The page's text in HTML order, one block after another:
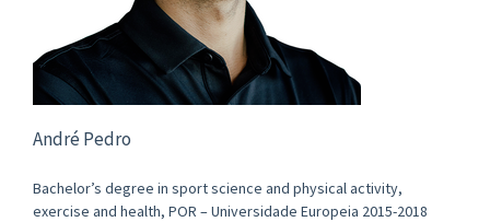
André Pedro
Bachelor’s degree in sport science and physical activity,
exercise and health, POR – Universidade Europeia 2015-2018